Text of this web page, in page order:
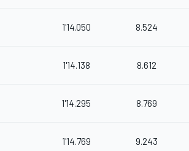
1'14.050 8.524
1'14.138 8.612
1'14.295 8.769
1'14.769 9.243